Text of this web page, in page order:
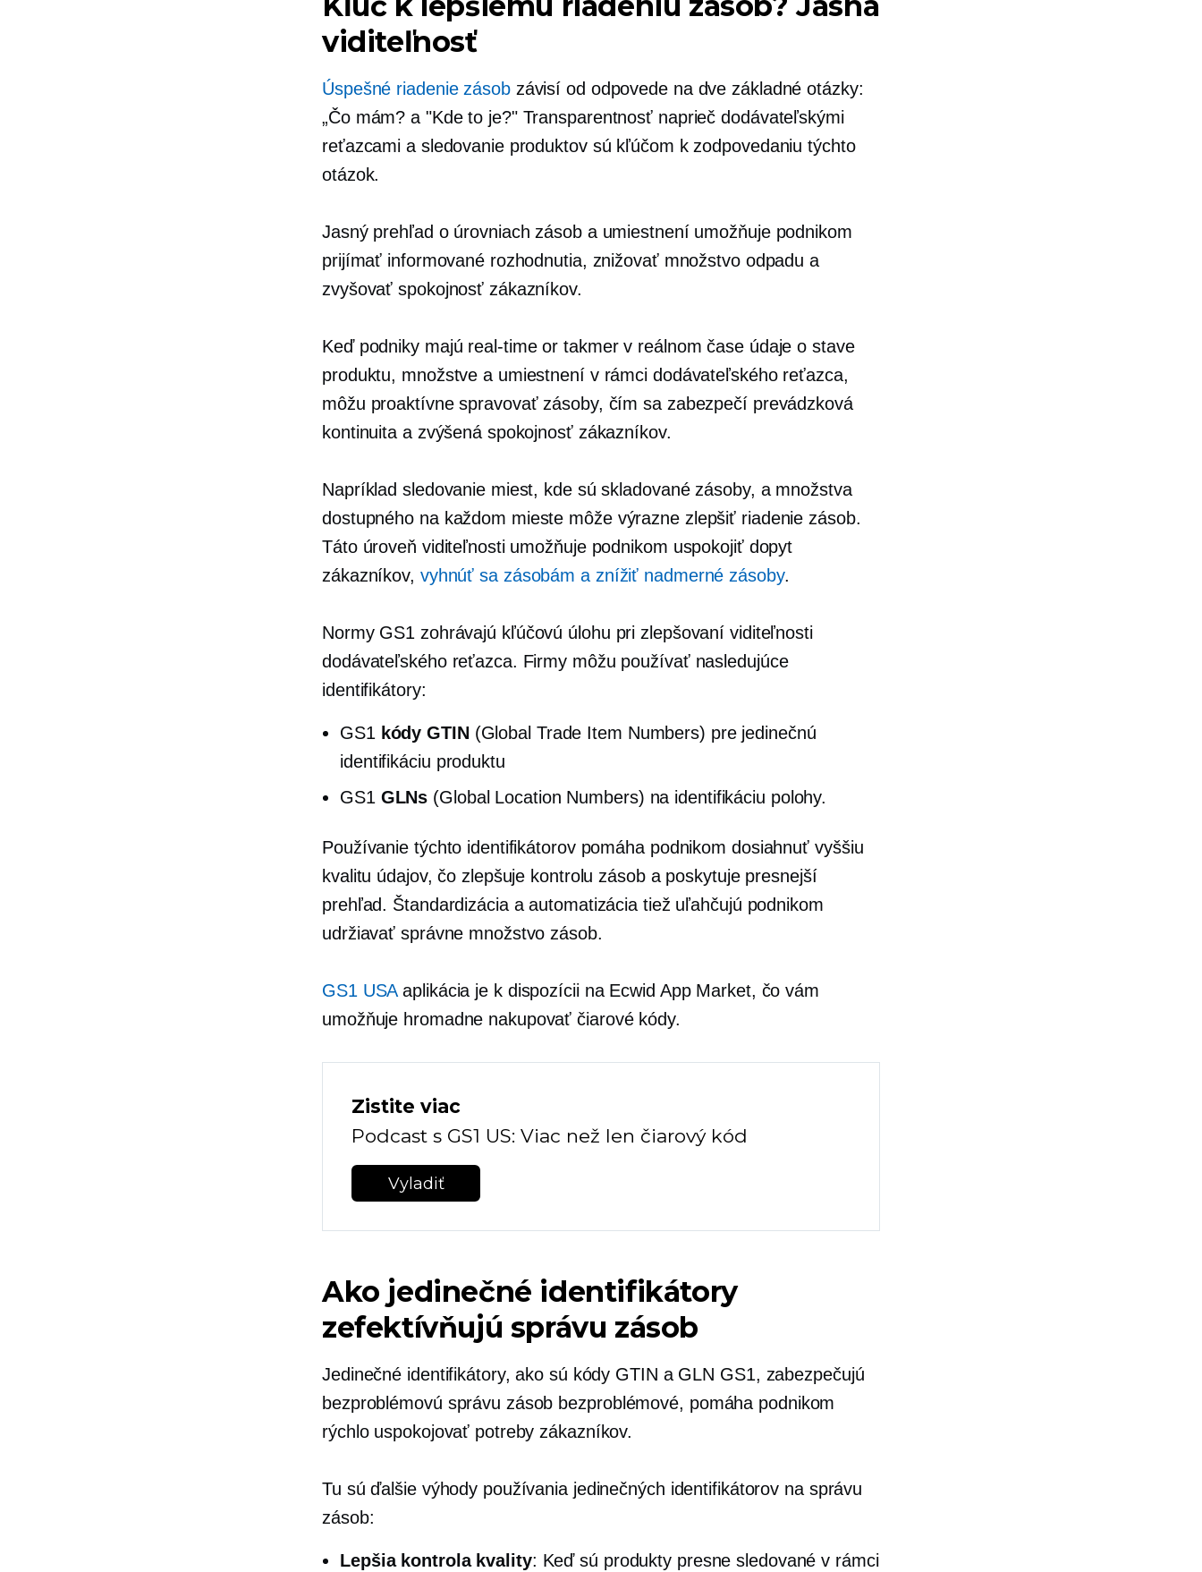
viditeľnosť
Úspešné riadenie zásobzávisí od odpovede na dve základné otázky:
„Čo mám? a "Kde to je?" Transparentnosť naprieč dodávateľskými
reťazcami a sledovanie produktov sú kľúčom k zodpovedaniu týchto
otázok.
Jasný prehľad o úrovniach zásob a umiestnení umožňuje podnikom
prijímať informované rozhodnutia, znižovať množstvo odpadu a
zvyšovať spokojnosť zákazníkov.
Keď podniky majú real-timeortakmer v reálnom časeúdaje o stave
produktu, množstve a umiestnení v rámci dodávateľského reťazca,
môžu proaktívne spravovať zásoby, čím sa zabezpečí prevádzková
kontinuita a zvýšená spokojnosť zákazníkov.
Napríklad sledovanie miest, kde sú skladované zásoby, a množstva
dostupného na každom mieste môže výrazne zlepšiť riadenie zásob.
Táto úroveň viditeľnosti umožňuje podnikom uspokojiť dopyt
zákazníkov, vyhnúť sa zásobám a znížiť nadmerné zásoby.
Normy GS1 zohrávajú kľúčovú úlohu pri zlepšovaní viditeľnosti
dodávateľského reťazca. Firmy môžu používať nasledujúce
identifikátory:
GS1 kódy GTIN(Global Trade Item Numbers) pre jedinečnú
identifikáciu produktu
GS1 GLNs (Global Location Numbers) na identifikáciu polohy.
Používanie týchto identifikátorov pomáha podnikom dosiahnuť vyššiu
kvalitu údajov, čo zlepšuje kontrolu zásob a poskytuje presnejší
prehľad. Štandardizácia a automatizácia tiež uľahčujú podnikom
udržiavať správne množstvo zásob.
GS1 USAaplikácia je k dispozícii na Ecwid App Market, čo vám
umožňuje hromadne nakupovať čiarové kódy.
Zistite viac
Podcast s GS1 US: Viac než len čiarový kód
Vyladiť
Ako jedinečné identifikátory
zefektívňujú správu zásob
Jedinečné identifikátory, ako sú kódy GTIN a GLN GS1, zabezpečujú
bezproblémovú správu zásob bezproblémové, pomáha podnikom
rýchlo uspokojovať potreby zákazníkov.
Tu sú ďalšie výhody používania jedinečných identifikátorov na správu
zásob:
Lepšia kontrola kvality: Keď sú produkty presne sledované v rámci